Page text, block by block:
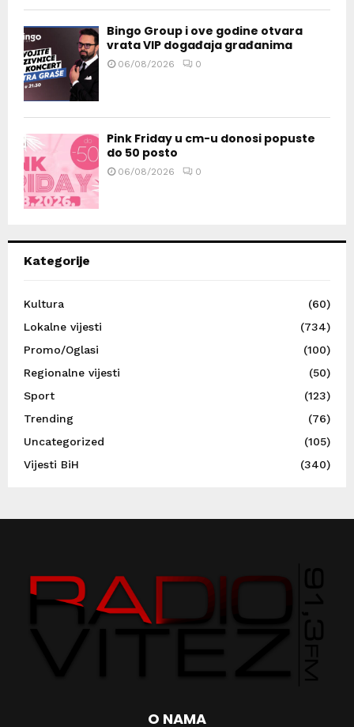
Bingo Group i ove godine otvara
vrata VIP događaja građanima
06/08/2026 0
Pink Friday u cm-u donosi popuste
do 50 posto
06/08/2026 0
Kategorije
Kultura
(60)
Lokalne vijesti
(734)
Promo/Oglasi
(100)
Regionalne vijesti
(50)
Sport
(123)
Trending
(76)
Uncategorized
(105)
Vijesti BiH
(340)
O NAMA